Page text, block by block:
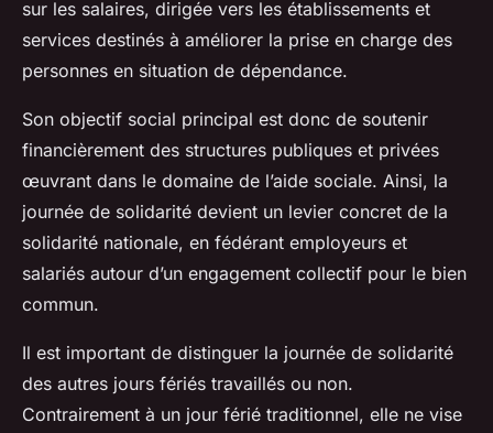
sur les salaires, dirigée vers les établissements et
services destinés à améliorer la prise en charge des
personnes en situation de dépendance.
Son objectif social principal est donc de soutenir
financièrement des structures publiques et privées
œuvrant dans le domaine de l’aide sociale. Ainsi, la
journée de solidarité devient un levier concret de la
solidarité nationale, en fédérant employeurs et
salariés autour d’un engagement collectif pour le bien
commun.
Il est important de distinguer la journée de solidarité
des autres jours fériés travaillés ou non.
Contrairement à un jour férié traditionnel, elle ne vise